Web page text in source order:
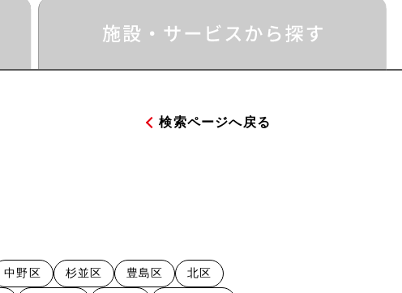
検索ページへ戻る
中野区 杉並区 豊島区 北区